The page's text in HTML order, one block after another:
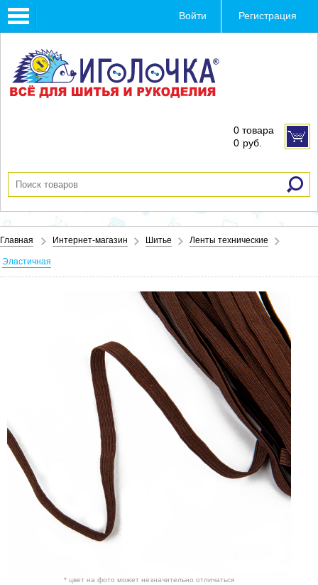
Toggle
navigation
Войти Регистрация
0 товара
0 руб.
Главная Интернет-магазин Шитье Ленты технические
Эластичная
* цвет на фото может незначительно отличаться